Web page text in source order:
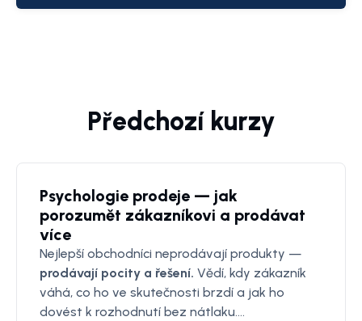
Předchozí kurzy
Psychologie prodeje — jak
porozumět zákazníkovi a prodávat
více
Nejlepší obchodníci neprodávají produkty —
prodávají pocity a řešení. Vědí, kdy zákazník
váhá, co ho ve skutečnosti brzdí a jak ho
dovést k rozhodnutí bez nátlaku.